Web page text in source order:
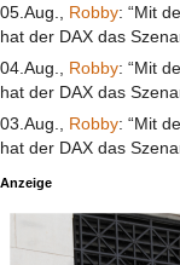
05.Aug., Robby: “Mit
hat der DAX das
04.Aug., Robby: “Mit
hat der DAX das
03.Aug., Robby: “Mit
hat der DAX das
Anzeige